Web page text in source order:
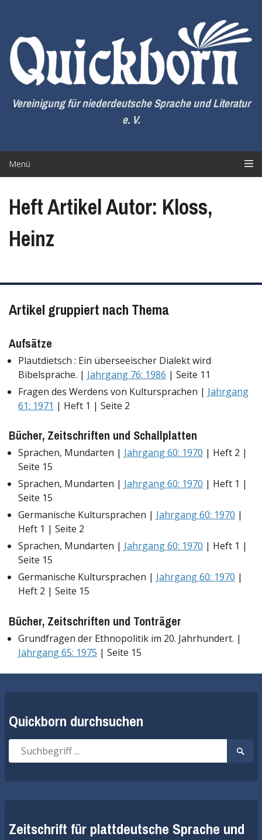
springen
Vereinigung für niederdeutsche Sprache und Literatur
e. V.
Menü
Heft Artikel Autor: Kloss,
Heinz
Artikel gruppiert nach Thema
Aufsätze
Plautdietsch : Ein überseeischer Dialekt wird
Bibelsprache. | Jahrgang 76: 1986 | Seite 11
Fragen des Werdens von Kultursprachen | Jahrgang
61: 1971 | Heft 1 | Seite 2
Bücher, Zeitschriften und Schallplatten
Sprachen, Mundarten | Jahrgang 60: 1970 | Heft 2 |
Seite 15
Sprachen, Mundarten | Jahrgang 60: 1970 | Heft 1 |
Seite 15
Germanische Kultursprachen | Jahrgang 60: 1970 |
Heft 1 | Seite 2
Sprachen, Mundarten | Jahrgang 60: 1970 | Heft 1 |
Seite 15
Germanische Kultursprachen | Jahrgang 60: 1970 |
Heft 2 | Seite 15
Bücher, Zeitschriften und Tonträger
Grundfragen der Ethnopolitik im 20. Jahrhundert. |
Jahrgang 65: 1975 | Seite 15
Quickborn durchsuchen
Suche
nach:
Suche
Zeitschrift für plattdeutsche Sprache und